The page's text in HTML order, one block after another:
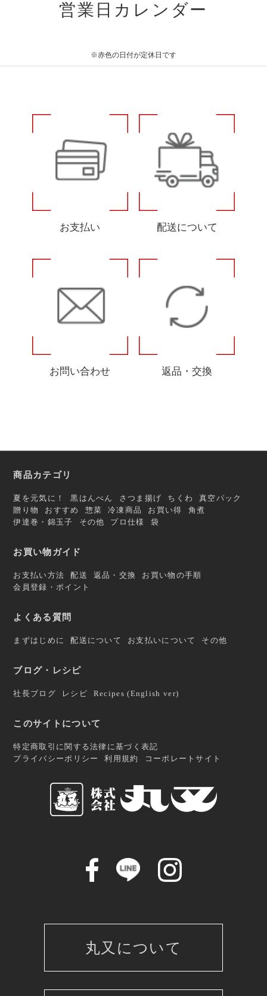
営業日カレンダー
※赤色の日付が定休日です
お支払い 配送について
お問い合わせ 返品・交換
商品カテゴリ
夏を元気に！ 黒はんぺん さつま揚げ ちくわ
真空パック
贈り物
おすすめ 惣菜 冷凍商品 お買い得
角煮
伊達巻・錦玉子
その他 プロ仕様 袋
お買い物ガイド
お支払い方法 配送 返品・交換
お買い物の手順
会員登録・ポイント
よくある質問
まずはじめに 配送について お支払いについて その他
ブログ・レシピ
社長ブログ レシピ Recipes (English ver)
このサイトについて
特定商取引に関する法律に基づく表記
プライバシーポリシー
利用規約 コーポレートサイト
丸又について